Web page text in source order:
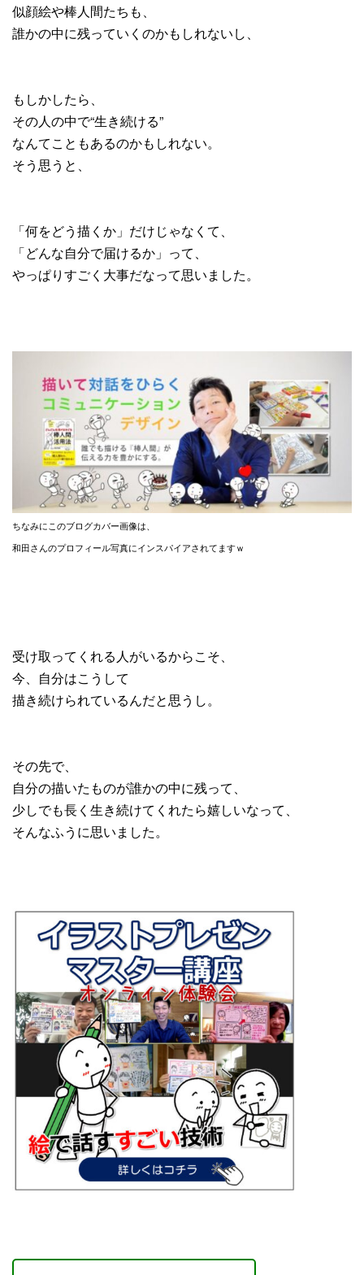
似顔絵や棒人間たちも、
誰かの中に残っていくのかもしれないし、
もしかしたら、
その人の中で“生き続ける”
なんてこともあるのかもしれない。
そう思うと、
「何をどう描くか」だけじゃなくて、
「どんな自分で届けるか」って、
やっぱりすごく大事だなって思いました。
ちなみにこのブログカバー画像は、
和田さんのプロフィール写真にインスパイアされてますｗ
受け取ってくれる人がいるからこそ、
今、自分はこうして
描き続けられているんだと思うし。
その先で、
自分の描いたものが誰かの中に残って、
少しでも長く生き続けてくれたら嬉しいなって、
そんなふうに思いました。